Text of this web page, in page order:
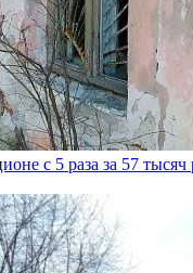
с 5 раза за 57